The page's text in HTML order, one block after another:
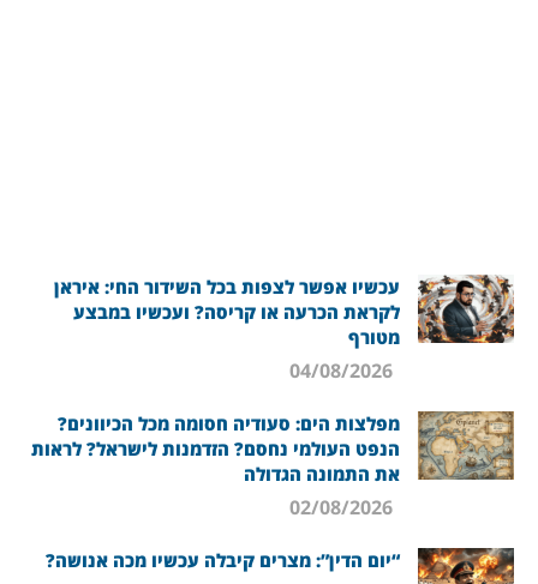
עכשיו אפשר לצפות בכל השידור החי: איראן
לקראת הכרעה או קריסה? ועכשיו במבצע
מטורף
מפלצות הים: סעודיה חסומה מכל הכיוונים?
הנפט העולמי נחסם? הזדמנות לישראל? לראות
את התמונה הגדולה
“יום הדין”: מצרים קיבלה עכשיו מכה אנושה?